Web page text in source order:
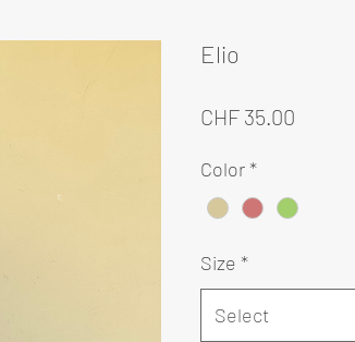
Elio
CHF 35.00
Color*
Size *
Select